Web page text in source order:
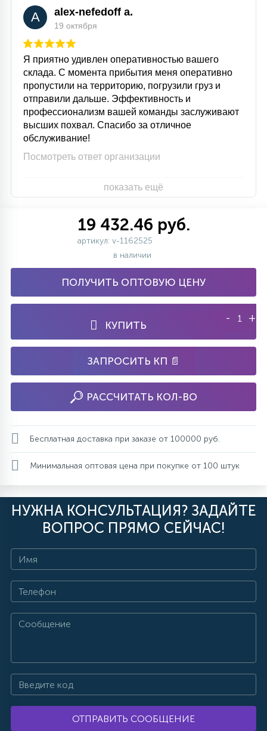
A alex-nefedoff a.
19 октября
Я приятно удивлен оперативностью вашего
склада. С момента прибытия меня оперативно
пропустили на территорию, погрузили груз и
отправили дальше. Эффективность и
профессионализм вашей команды заслуживают
высших похвал. Спасибо за отличное
обслуживание!
Посмотреть ответ организации
показать ещё
19 432.46 руб.
артикул: v-1162525
в наличии
ПОЛУЧИТЬ ОПТОВУЮ ЦЕНУ
КУПИТЬ
- +
ЗАПРОСИТЬ КП 📄
РАССЧИТАТЬ КОЛ-ВО
Бесплатная доставка при заказе от 100000 руб.
Минимальная оптовая цена при покупке от 100 штук
НУЖНА КОНСУЛЬТАЦИЯ? ЗАДАЙТЕ
ВОПРОС ПРЯМО СЕЙЧАС!
ОТПРАВИТЬ СООБЩЕНИЕ